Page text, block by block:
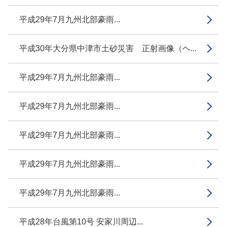
平成29年7月九州北部豪雨...
平成30年大分県中津市土砂災害 正射画像（ヘ...
平成29年7月九州北部豪雨...
平成29年7月九州北部豪雨...
平成29年7月九州北部豪雨...
平成29年7月九州北部豪雨...
平成29年7月九州北部豪雨...
平成28年台風第10号 安家川周辺...